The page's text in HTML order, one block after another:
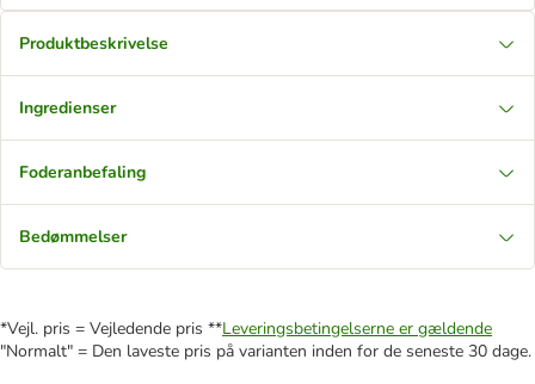
Produktbeskrivelse
Ingredienser
Foderanbefaling
Bedømmelser
*Vejl. pris = Vejledende pris **Leveringsbetingelserne er gældende
"Normalt" = Den laveste pris på varianten inden for de seneste 30 dage.